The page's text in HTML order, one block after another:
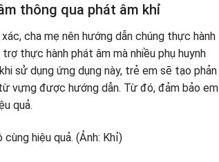
thông qua phát âm khỉ
cha mẹ nên hướng dẫn chúng thực hành
thực hành phát âm mà nhiều phụ huynh
sử dụng ứng dụng này, trẻ em sẽ tạo phản
vựng được hướng dẫn. Từ đó, đảm bảo em
quả.